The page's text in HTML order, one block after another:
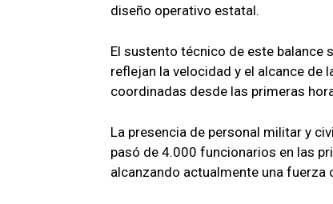
diseño operativo estatal.
El sustento técnico de este balance
reflejan la velocidad y el alcance de
coordinadas desde las primeras
La presencia de personal militar y
pasó de 4.000 funcionarios en las
alcanzando actualmente una